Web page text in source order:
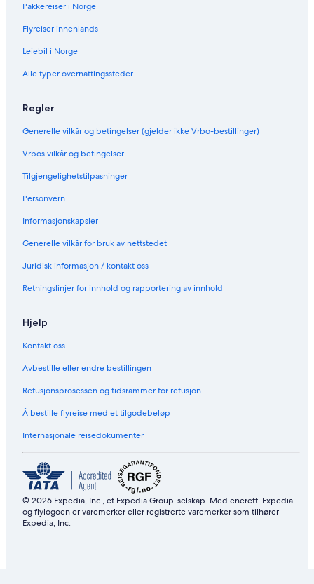
Pakkereiser i Norge
Flyreiser innenlands
Leiebil i Norge
Alle typer overnattingssteder
Regler
Generelle vilkår og betingelser (gjelder ikke Vrbo-bestillinger)
Vrbos vilkår og betingelser
Tilgjengelighetstilpasninger
Personvern
Informasjonskapsler
Generelle vilkår for bruk av nettstedet
Juridisk informasjon / kontakt oss
Retningslinjer for innhold og rapportering av innhold
Hjelp
Kontakt oss
Avbestille eller endre bestillingen
Refusjonsprosessen og tidsrammer for refusjon
Å bestille flyreise med et tilgodebeløp
Internasjonale reisedokumenter
© 2026 Expedia, Inc., et Expedia Group-selskap. Med enerett. Expedia
og flylogoen er varemerker eller registrerte varemerker som tilhører
Expedia, Inc.